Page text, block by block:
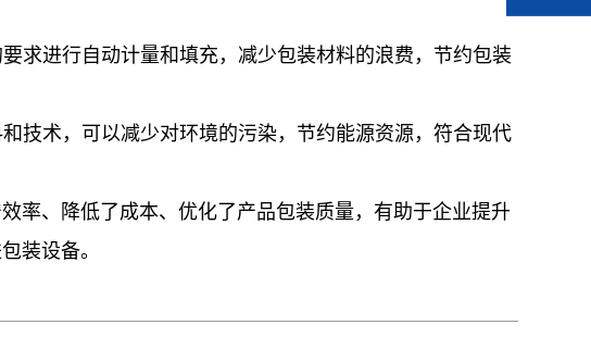
求进行自动计量和填充，减少包装材料的浪费，节约包装
技术，可以减少对环境的污染，节约能源资源，符合现代
率、降低了成本、优化了产品包装质量，有助于企业提升
装设备。